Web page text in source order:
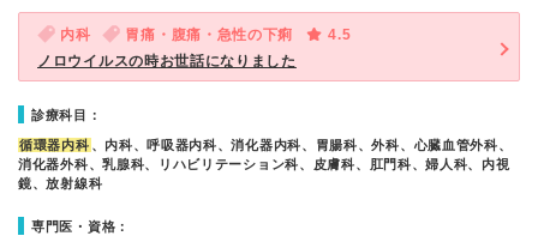
内科 胃痛・腹痛・急性の下痢
4.5
ノロウイルスの時お世話になりました
診療科目：
循環器内科 、内科、呼吸器内科、消化器内科、胃腸科、外科、心臓血管外科、
消化器外科、乳腺科、リハビリテーション科、皮膚科、肛門科、婦人科、内視
鏡、放射線科
専門医・資格：